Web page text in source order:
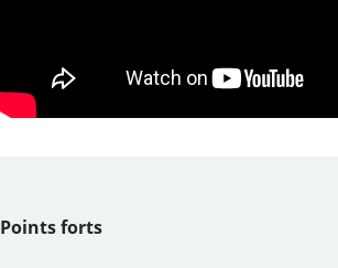
Points forts